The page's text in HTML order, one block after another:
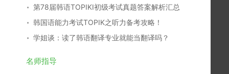
第78届韩语TOPIKⅠ初级考试真题答案解析汇总
韩国语能力考试TOPIK之听力备考攻略！
学姐谈：读了韩语翻译专业就能当翻译吗？
名师指导